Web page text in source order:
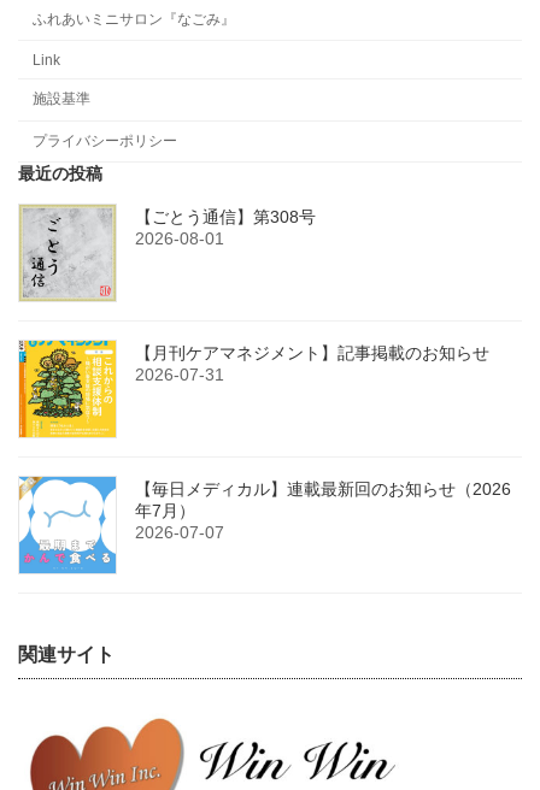
ふれあいミニサロン『なごみ』
Link
施設基準
プライバシーポリシー
最近の投稿
【ごとう通信】第308号
2026-08-01
【月刊ケアマネジメント】記事掲載のお知らせ
2026-07-31
【毎日メディカル】連載最新回のお知らせ（2026
年7月）
2026-07-07
関連サイト